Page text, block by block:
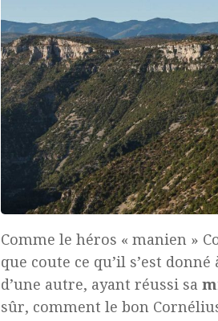
Comme le héros « manien »
que coute ce qu’il s’est
d’une autre, ayant réussi sa
sûr, comment le bon